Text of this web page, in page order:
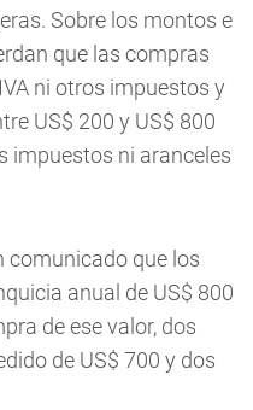
Sobre los montos e
que las compras
ni otros impuestos y
US$ 200 y US$ 800
impuestos ni aranceles
comunicado que los
anual de US$ 800
de ese valor, dos
de US$ 700 y dos